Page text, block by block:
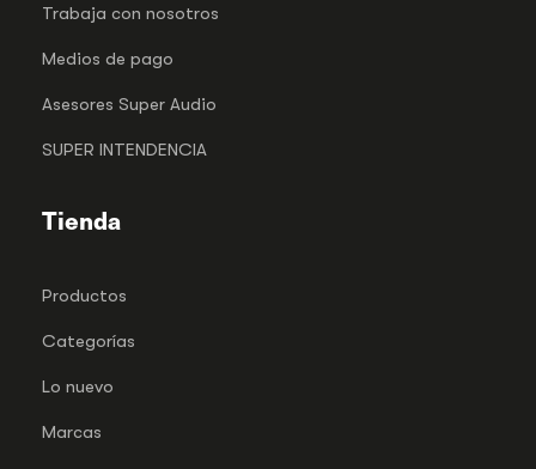
Trabaja con nosotros
Medios de pago
Asesores Super Audio
SUPER INTENDENCIA
Tienda
Productos
Categorías
Lo nuevo
Marcas